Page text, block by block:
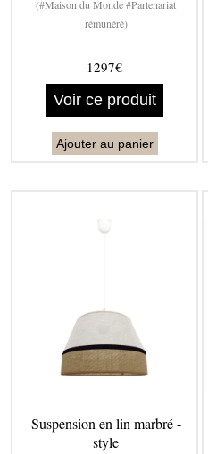
(#Maison du Monde #Partenariat
rémunéré)
1297€
Voir ce produit
Ajouter au panier
Suspension en lin marbré -
style